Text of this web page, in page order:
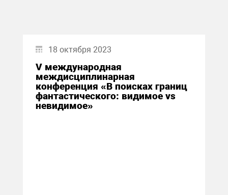
18 октября 2023
V международная
междисциплинарная
конференция «В поисках границ
фантастического: видимое vs
невидимое»